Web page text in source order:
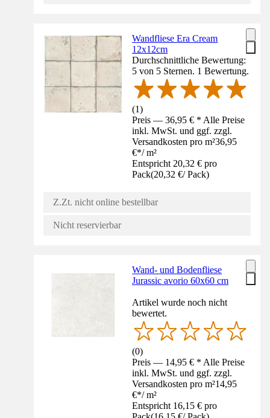
Wandfliese Era Cream
12x12cm
Durchschnittliche Bewertung:
5 von 5 Sternen. 1 Bewertung.
(1)
Preis — 36,95 € * Alle Preise
inkl. MwSt. und ggf. zzgl.
Versandkosten pro m²36,95
€*/ m²
Entspricht 20,32 € pro
Pack(20,32 €/ Pack)
Z.Zt. nicht online bestellbar
Nicht reservierbar
Wand- und Bodenfliese
Jurassic avorio 60x60 cm
Artikel wurde noch nicht
bewertet.
(0)
Preis — 14,95 € * Alle Preise
inkl. MwSt. und ggf. zzgl.
Versandkosten pro m²14,95
€*/ m²
Entspricht 16,15 € pro